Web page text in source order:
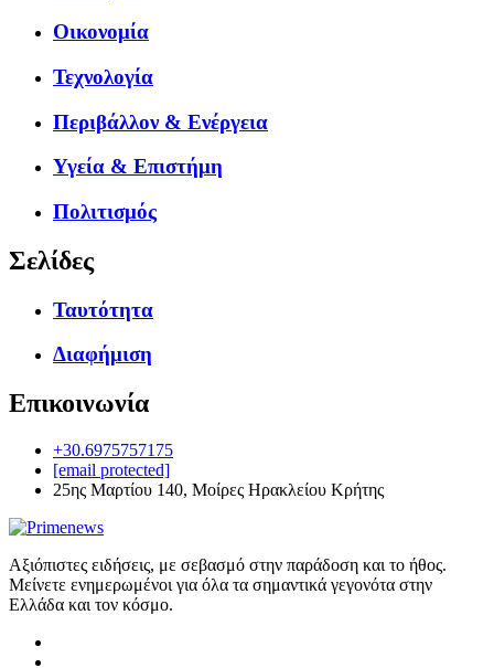
Οικονομία
Τεχνολογία
Περιβάλλον & Ενέργεια
Υγεία & Επιστήμη
Πολιτισμός
Σελίδες
Ταυτότητα
Διαφήμιση
Επικοινωνία
+30.6975757175
[email protected]
25ης Μαρτίου 140, Μοίρες Ηρακλείου Κρήτης
Αξιόπιστες ειδήσεις, με σεβασμό στην παράδοση και το ήθος.
Μείνετε ενημερωμένοι για όλα τα σημαντικά γεγονότα στην
Ελλάδα και τον κόσμο.